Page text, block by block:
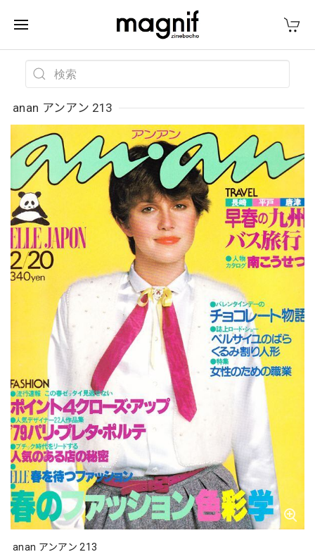
anan アンアン 213
anan アンアン 213